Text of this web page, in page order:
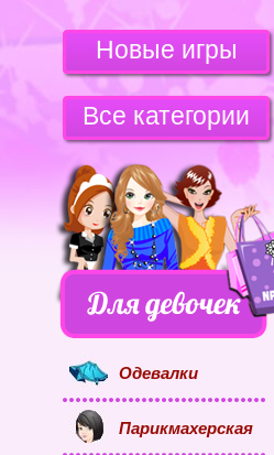
Новые игры
Все категории
Одевалки
Парикмахерская